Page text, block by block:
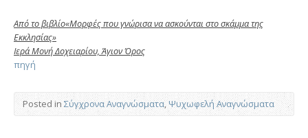
Από το βιβλίο«Μορφές που γνώρισα να ασκούνται στο σκάμμα της
Εκκλησίας»
Ιερά Μονή Δοχειαρίου, Άγιον Όρος
πηγή
Posted in Σύγχρονα Αναγνώσματα,Ψυχωφελή Αναγνώσματα